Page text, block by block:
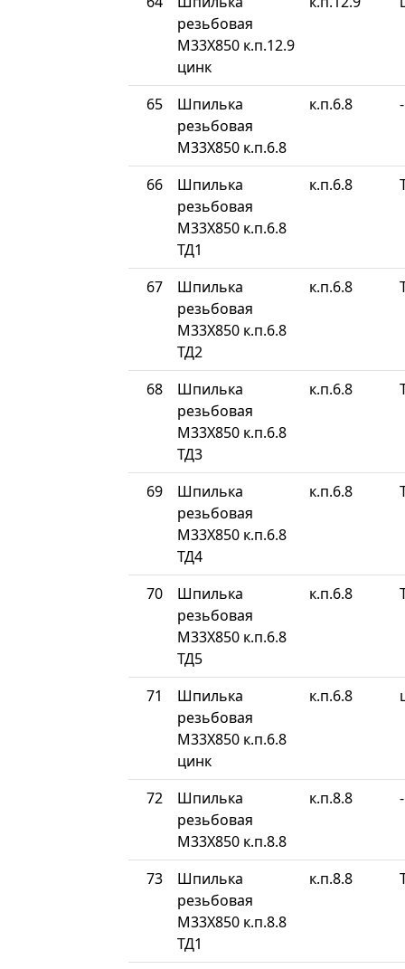
резьбовая
М33Х850 к.п.12.9
цинк
65
Шпилька
резьбовая
М33Х850 к.п.6.8
к.п.6.8 -
66
Шпилька
резьбовая
М33Х850 к.п.6.8
ТД1
к.п.6.8
67
Шпилька
резьбовая
М33Х850 к.п.6.8
ТД2
к.п.6.8
68
Шпилька
резьбовая
М33Х850 к.п.6.8
ТД3
к.п.6.8
69
Шпилька
резьбовая
М33Х850 к.п.6.8
ТД4
к.п.6.8
70
Шпилька
резьбовая
М33Х850 к.п.6.8
ТД5
к.п.6.8
71
Шпилька
резьбовая
М33Х850 к.п.6.8
цинк
к.п.6.8
72
Шпилька
резьбовая
М33Х850 к.п.8.8
к.п.8.8 -
73
Шпилька
резьбовая
М33Х850 к.п.8.8
ТД1
к.п.8.8